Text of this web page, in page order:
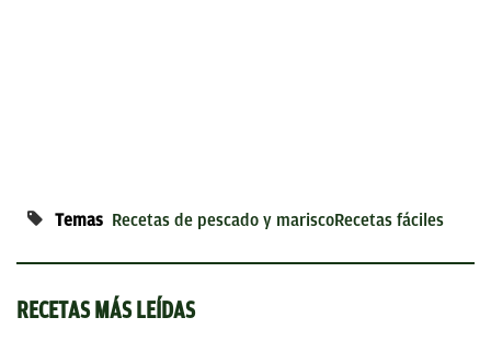
Temas Recetas de pescado y mariscoRecetas fáciles
RECETAS MÁS LEÍDAS